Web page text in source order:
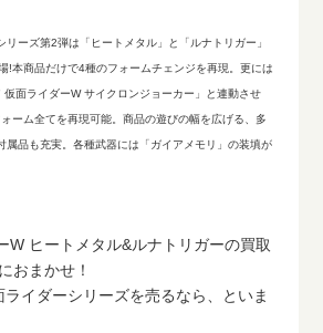
リーズ第2弾は「ヒートメタル」と「ルナトリガー」
!本商品だけで4種のフォームチェンジを再現。更には
面ライダーW サイクロンジョーカー」と連動させ
ーム全てを再現可能。商品の遊びの幅を広げる、多
属品も充実。各種武器には「ガイアメモリ」の装填が
W ヒートメタル&ルナトリガーの買取
おまかせ！
イダーシリーズを売るなら、といま